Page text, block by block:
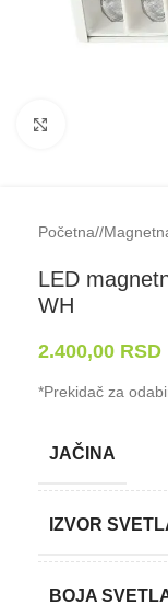
Početna/
LED
WH
2.400,00 RSD
*Prekidač za
JAČINA
IZVOR
BOJA